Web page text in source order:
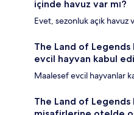
içinde havuz var mı?
Evet, sezonluk açık havuz
The Land of
evcil hayvan kabul
Maalesef evcil hayvanlar
The Land of